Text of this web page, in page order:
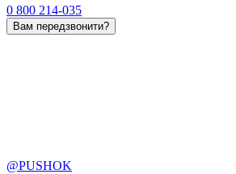
0 800 214-035
Вам передзвонити?
@PUSHOK